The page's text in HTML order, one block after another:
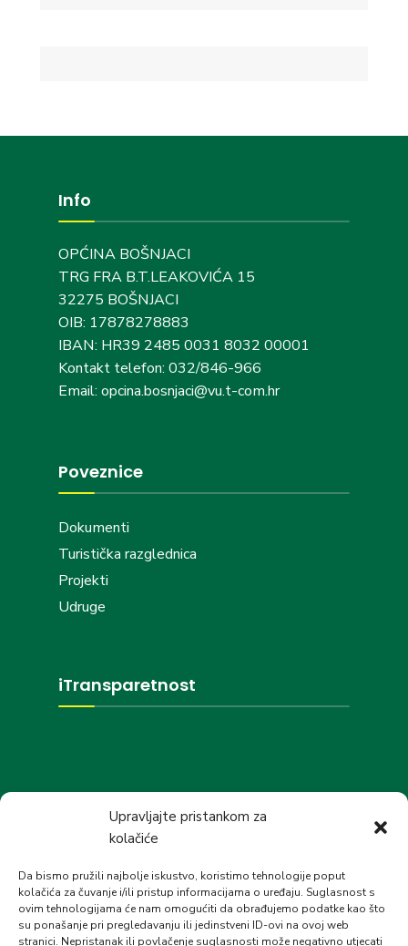
Upravljajte pristankom za
kolačiće
Da bismo pružili najbolje iskustvo, koristimo tehnologije poput
kolačića za čuvanje i/ili pristup informacijama o uređaju. Suglasnost s
ovim tehnologijama će nam omogućiti da obrađujemo podatke kao što
su ponašanje pri pregledavanju ili jedinstveni ID-ovi na ovoj web
stranici. Nepristanak ili povlačenje suglasnosti može negativno utjecati
Info
OPĆINA BOŠNJACI
TRG FRA B.T.LEAKOVIĆA 15
32275 BOŠNJACI
OIB: 17878278883
IBAN: HR39 2485 0031 8032 00001
Kontakt telefon: 032/846-966
Email: opcina.bosnjaci@vu.t-com.hr
Poveznice
Dokumenti
Turistička razglednica
Projekti
Udruge
iTransparetnost